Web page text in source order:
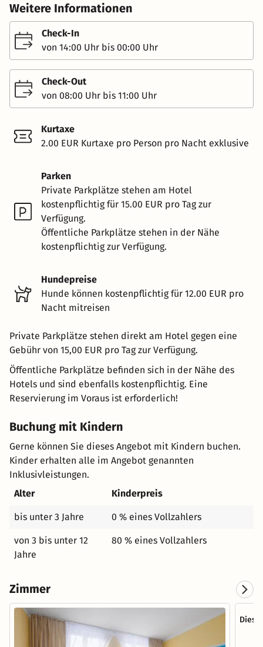
Weitere Informationen
Check-In
von 14:00 Uhr bis 00:00 Uhr
Check-Out
von 08:00 Uhr bis 11:00 Uhr
Kurtaxe
2.00 EUR Kurtaxe pro Person pro Nacht exklusive
Parken
Private Parkplätze stehen am Hotel
kostenpflichtig für 15.00 EUR pro Tag zur
Verfügung.
Öffentliche Parkplätze stehen in der Nähe
kostenpflichtig zur Verfügung.
Hundepreise
Hunde können kostenpflichtig für 12.00 EUR pro
Nacht mitreisen
Private Parkplätze stehen direkt am Hotel gegen eine
Gebühr von 15,00 EUR pro Tag zur Verfügung.
Öffentliche Parkplätze befinden sich in der Nähe des
Hotels und sind ebenfalls kostenpflichtig. Eine
Reservierung im Voraus ist erforderlich!
Buchung mit Kindern
Gerne können Sie dieses Angebot mit Kindern buchen.
Kinder erhalten alle im Angebot genannten
Inklusivleistungen.
Alter
Kinderpreis
bis unter 3 Jahre 0 % eines Vollzahlers
von 3 bis unter 12
Jahre
80 % eines Vollzahlers
Zimmer